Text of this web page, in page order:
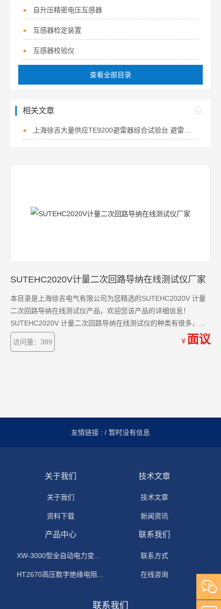
自升压精密电压互感器
互感器检定装置
互感器校验仪
查看全部目录
相关文章
SUTEHC2020V计量二次回路导纳在线测试仪厂家
本目录是上海徐吉电气有限公司为您精选的SUTEHC2020V 计量
二次回路导纳在线测试仪产品，欢迎您该产品的详细信息！
SUTEHC2020V 计量二次回路导纳在线测试仪的种类有很多，不
同的应用也会有细微的差别，本公司为您提供*的解决方案。
访问量：389
￥ 面议
友情链接 : / 暂时没有信息
关于我们
关于我们
资料下载
技术文章
技术文章
新闻资讯
产品中心 联系我们
联系方式
在线咨询
联系我们